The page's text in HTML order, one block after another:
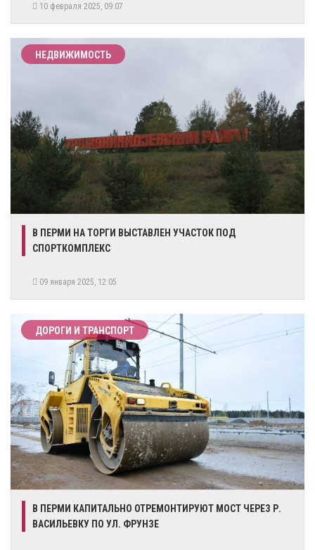
10 февраля 2025, 09:07
НЕДВИЖИМОСТЬ
В ПЕРМИ НА ТОРГИ ВЫСТАВЛЕН УЧАСТОК ПОД
СПОРТКОМПЛЕКС
09 января 2025, 12:05
ДОРОГИ И ТРАНСПОРТ
В ПЕРМИ КАПИТАЛЬНО ОТРЕМОНТИРУЮТ МОСТ ЧЕРЕЗ Р.
ВАСИЛЬЕВКУ ПО УЛ. ФРУНЗЕ